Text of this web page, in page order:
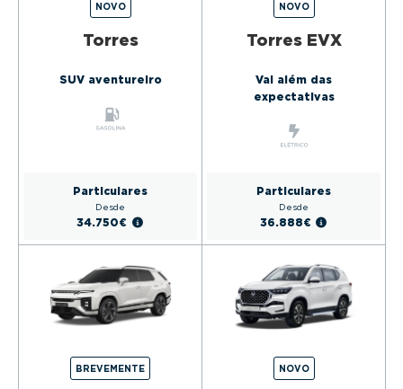
NOVO
Torres
SUV aventureiro
Particulares
Desde
34.750€
NOVO
Torres EVX
Vai além das
expectativas
Particulares
Desde
36.888€
BREVEMENTE NOVO